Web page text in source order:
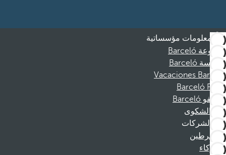
معلومات مؤسساتية
مجموعة Barceló
مؤسسة Barceló
Vacaciones Barceló
Barceló Films
موظفو Barceló
قناة الشكوى
الشركات
المنخرطين
الشركاء